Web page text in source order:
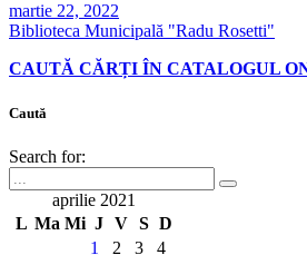
martie 22, 2022
Biblioteca Municipală "Radu Rosetti"
CAUTĂ CĂRȚI ÎN CATALOGUL
Caută
Search for:
aprilie 2021
L Ma Mi J V S D
1
2 3
4